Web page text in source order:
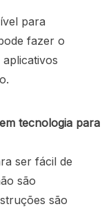
para
fazer o
tecnologia para
ser fácil de
são
são